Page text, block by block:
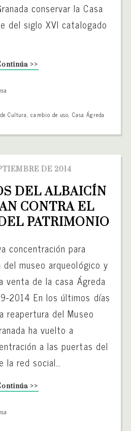
conservar la Casa
del siglo XVI catalogado
>>
Cultura,cambio de uso,Casa Ágreda
DE 2014
DEL ALBAICÍN
CONTRA EL
PATRIMONIO
concentración para
museo arqueológico y
venta de la casa Ágreda
2014 En los últimos días
reapertura del Museo
ha vuelto a
a las puertas del
la red social…
>>